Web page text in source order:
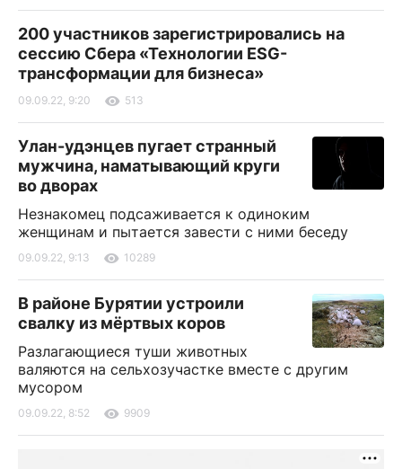
200 участников зарегистрировались на
сессию Сбера «Технологии ESG-
трансформации для бизнеса»
09.09.22, 9:20 513
Улан-удэнцев пугает странный
мужчина, наматывающий круги
во дворах
Незнакомец подсаживается к одиноким
женщинам и пытается завести с ними беседу
09.09.22, 9:13 10289
В районе Бурятии устроили
свалку из мёртвых коров
Разлагающиеся туши животных
валяются на сельхозучастке вместе с другим
мусором
09.09.22, 8:52 9909